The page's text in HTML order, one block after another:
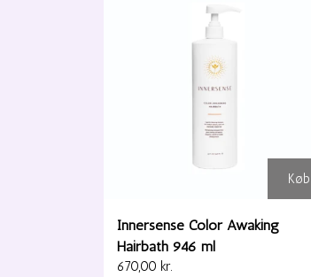
Køb
Innersense Color Awaking
Hairbath 946 ml
670,00 kr.